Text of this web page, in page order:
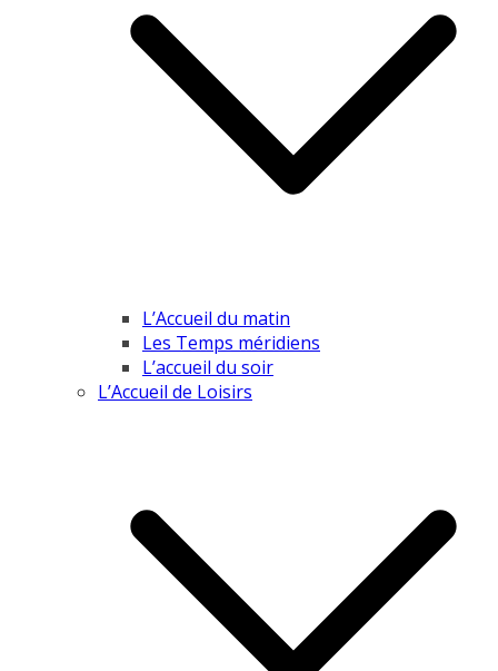
L’Accueil du matin
Les Temps méridiens
L’accueil du soir
L’Accueil de Loisirs